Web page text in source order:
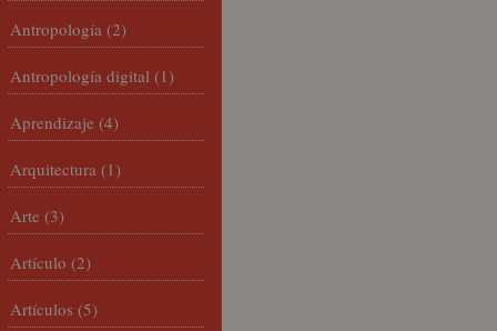
Antropología (2)
Antropología digital (1)
Aprendizaje (4)
Arquitectura (1)
Arte (3)
Artículo (2)
Artículos (5)